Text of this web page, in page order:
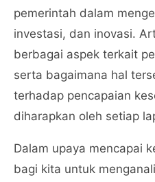
pemerintah dalam
investasi, dan inovasi.
berbagai aspek terkait
serta bagaimana hal
terhadap pencapaian
diharapkan oleh setiap
Dalam upaya mencapai
bagi kita untuk